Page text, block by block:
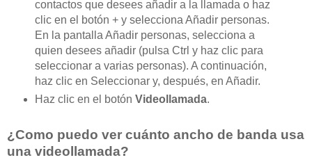
contactos que desees añadir a la llamada o haz
clic en el botón + y selecciona Añadir personas.
En la pantalla Añadir personas, selecciona a
quien desees añadir (pulsa Ctrl y haz clic para
seleccionar a varias personas). A continuación,
haz clic en Seleccionar y, después, en Añadir.
Haz clic en el botón Videollamada.
¿Como puedo ver cuánto ancho de banda usa
una videollamada?